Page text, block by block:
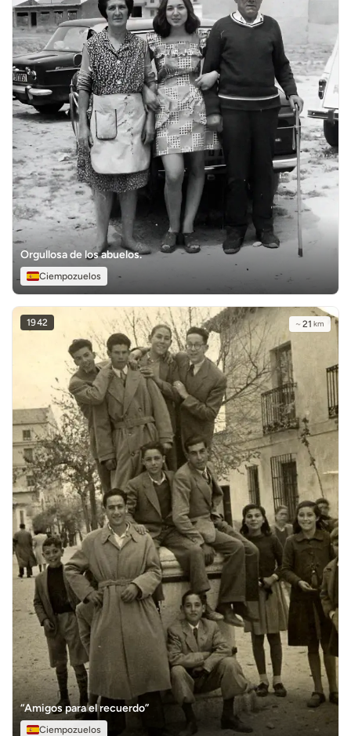
Orgullosa de los abuelos.
Ciempozuelos
1942 ~ 21 km
“Amigos para el recuerdo”
Ciempozuelos